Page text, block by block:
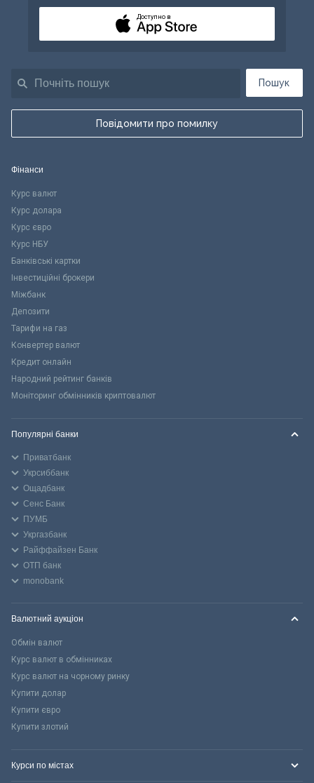
Пошук
Повідомити про помилку
Доступно в
Фінанси
Курс валют
Курс долара
Курс євро
Курс НБУ
Банківські картки
Інвестиційні брокери
Міжбанк
Депозити
Тарифи на газ
Конвертер валют
Кредит онлайн
Народний рейтинг банків
Моніторинг обмінників криптовалют
Популярні банки
Приватбанк
Укрсиббанк
Ощадбанк
Сенс Банк
ПУМБ
Укргазбанк
Райффайзен Банк
ОТП банк
monobank
Валютний аукціон
Обмін валют
Курс валют в обмінниках
Курс валют на чорному ринку
Купити долар
Купити євро
Купити злотий
Курси по містах